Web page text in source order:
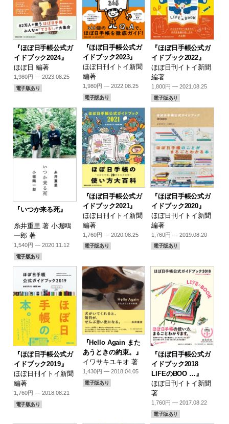
『ほぼ日手帳公式ガ
イドブック2024』
ほぼ日 編著
1,980円 — 2023.08.25
電子版あり
『ほぼ日手帳公式ガ
イドブック2023』
ほぼ日刊イトイ新聞
編著
1,980円 — 2022.08.25
電子版あり
『ほぼ日手帳公式ガ
イドブック2022』
ほぼ日刊イトイ新聞
編著
1,800円 — 2021.08.25
電子版あり
『いつか来る死』
糸井重里 著 小堀鴎
一郎 著
1,540円 — 2020.11.12
電子版あり
『ほぼ日手帳公式ガ
イドブック2021』
ほぼ日刊イトイ新聞
編著
1,760円 — 2020.08.25
電子版あり
『ほぼ日手帳公式ガ
イドブック2020』
ほぼ日刊イトイ新聞
編著
1,760円 — 2019.08.20
電子版あり
『ほぼ日手帳公式ガ
イドブック2019』
ほぼ日刊イトイ新聞
編著
1,760円 — 2018.08.21
電子版あり
『Hello Again また
あうときの約束。』
イワサキユキオ 著
1,430円 — 2018.04.05
電子版あり
『ほぼ日手帳公式ガ
イドブック2018
LIFEのBOO …』
ほぼ日刊イトイ新聞
著
1,760円 — 2017.08.22
電子版あり